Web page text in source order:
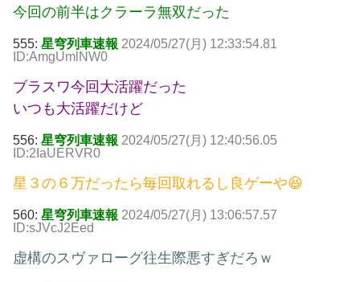
今回の前半はクラーラ無双だった
555: 星穹列車速報 2024/05/27(月) 12:33:54.81
ID:AmgUmlNW0
ブラスワ今回大活躍だった
いつも大活躍だけど
556: 星穹列車速報 2024/05/27(月) 12:40:56.05
ID:2IaUERVR0
星３の６万だったら毎回取れるし良ゲーや😆
560: 星穹列車速報 2024/05/27(月) 13:06:57.57
ID:sJVcJ2Eed
虚構のスヴァローグ往生際悪すぎだろｗ